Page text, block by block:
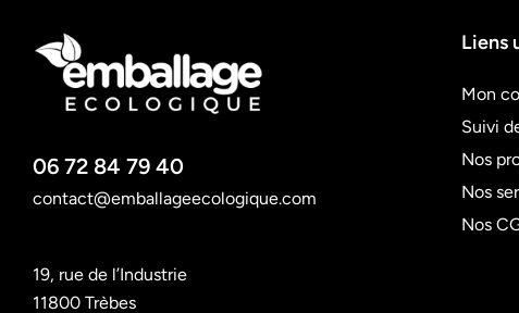
06 72 84 79 40
contact@emballageecologique.com
19, rue de l’Industrie
11800 Trèbes
Liens
Mon
Suivi
Nos
Nos
Nos